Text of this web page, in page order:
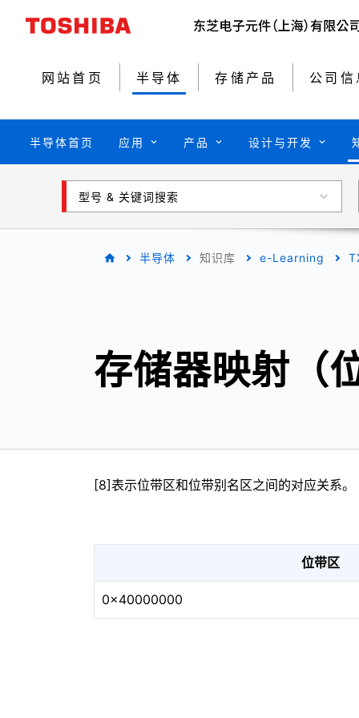
网站首页 半导体 存储产品 公司信
半导体首页 应用 产品 设计与开发
型号 & 关键词搜索
半导体 知识库 e-Learning
存储器映射（
[8]表示位带区和位带别名区之间的对应关系。
位带区
0x40000000